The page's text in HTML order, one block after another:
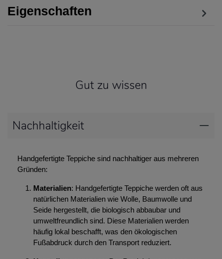
Eigenschaften
Gut zu wissen
Nachhaltigkeit
Handgefertigte Teppiche sind nachhaltiger aus mehreren
Gründen:
Materialien: Handgefertigte Teppiche werden oft aus
natürlichen Materialien wie Wolle, Baumwolle und
Seide hergestellt, die biologisch abbaubar und
umweltfreundlich sind. Diese Materialien werden
häufig lokal beschafft, was den ökologischen
Fußabdruck durch den Transport reduziert.